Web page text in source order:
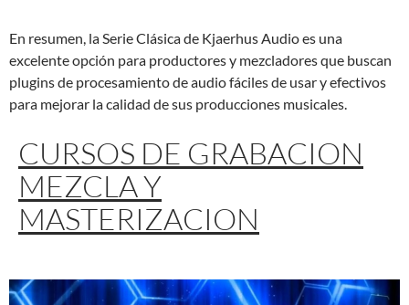
En resumen, la Serie Clásica de Kjaerhus Audio es una
excelente opción para productores y mezcladores que buscan
plugins de procesamiento de audio fáciles de usar y efectivos
para mejorar la calidad de sus producciones musicales.
CURSOS DE GRABACION
MEZCLA Y
MASTERIZACION